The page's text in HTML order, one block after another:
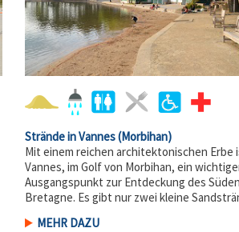
Strände in Vannes(Morbihan)
Mit einem reichen architektonischen Erbe
Vannes, im Golf von Morbihan, ein
Ausgangspunkt zur Entdeckung des
Bretagne. Es gibt nur zwei kleine
MEHR DAZU